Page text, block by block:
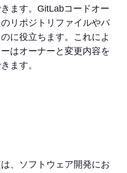
ます。GitLabコードオー
リポジトリファイルやパ
に役立ちます。これによ
はオーナーと変更内容を
ます。
、ソフトウェア開発にお